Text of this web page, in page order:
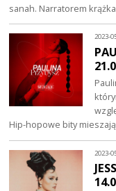
sanah. Narratorem
2023-
Hip-hopowe bity
2023-